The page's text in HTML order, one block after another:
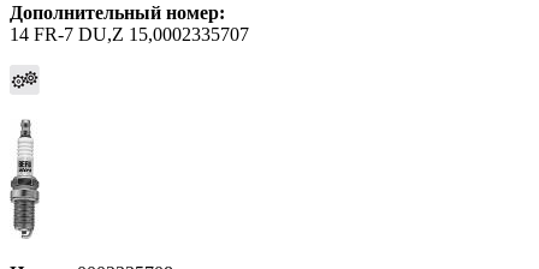
Дополнительный номер:
14 FR-7 DU,Z 15,0002335707